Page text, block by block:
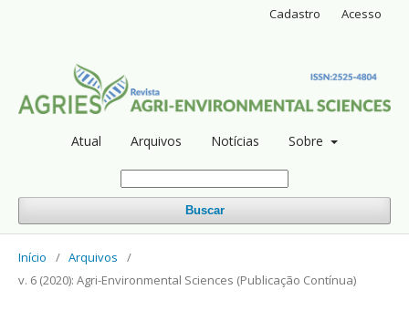
Atual Arquivos Notícias Sobre
Buscar
Cadastro Acesso
Início / Arquivos
/
v. 6 (2020): Agri-Environmental Sciences (Publicação Contínua)